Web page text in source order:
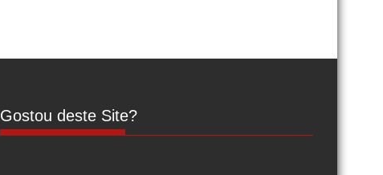
Gostou deste Site?